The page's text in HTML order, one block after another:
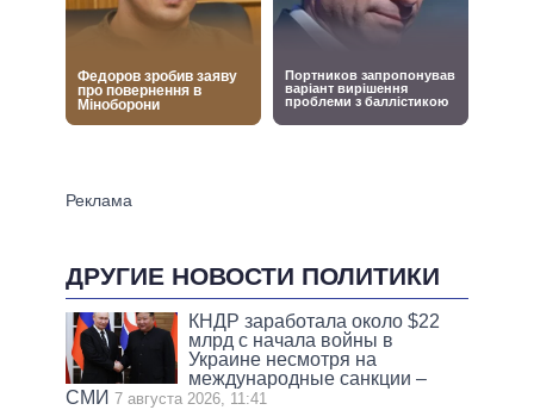
ДРУГИЕ НОВОСТИ ПОЛИТИКИ
КНДР заработала около $22
млрд с начала войны в
Украине несмотря на
международные санкции –
СМИ 7 августа 2026, 11:41